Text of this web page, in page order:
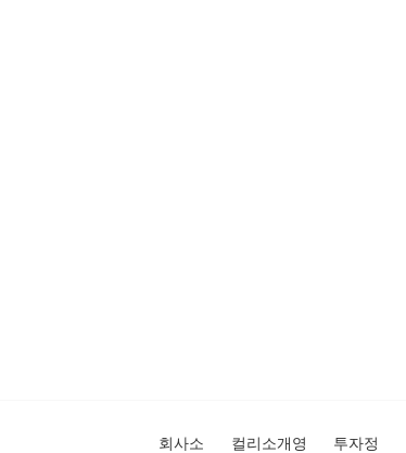
회사소
컬리소개영
투자정